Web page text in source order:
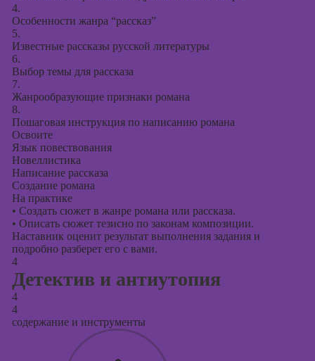
4.
Особенности жанра “рассказ”
5.
Известные рассказы русской литературы
6.
Выбор темы для рассказа
7.
Жанрообразующие признаки романа
8.
Пошаговая инструкция по написанию романа
Освоите
Язык повествования
Новеллистика
Написание рассказа
Создание романа
На практике
• Создать сюжет в жанре романа или рассказа.
• Описать сюжет тезисно по законам композиции.
Наставник оценит результат выполнения задания и
подробно разберет его с вами.
4
Детектив и антиутопия
4
4
содержание и инструменты